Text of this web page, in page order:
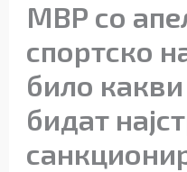
МВР со
спортско
било
бидат